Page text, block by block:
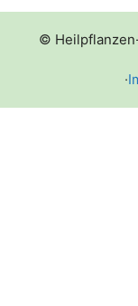
©
·